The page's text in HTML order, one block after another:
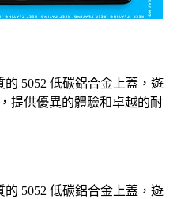
的 5052 低碳鋁合金上蓋，遊
提供優異的體驗和卓越的耐
的 5052 低碳鋁合金上蓋，遊